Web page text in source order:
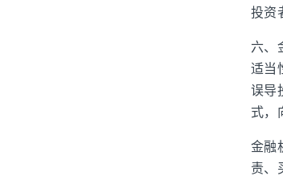
投资
六、
适当
误导
式，
金融
责、